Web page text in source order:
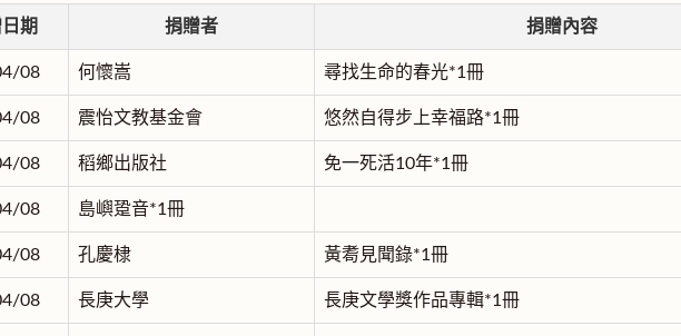
期 捐贈者 捐贈內容
08 何懷嵩 尋找生命的春光*1冊
08 震怡文教基金會 悠然自得步上幸福路*1冊
08 稻鄉出版社 免一死活10年*1冊
08 島嶼跫音*1冊
08 孔慶棣 黃耈見聞錄*1冊
08 長庚大學 長庚文學獎作品專輯*1冊